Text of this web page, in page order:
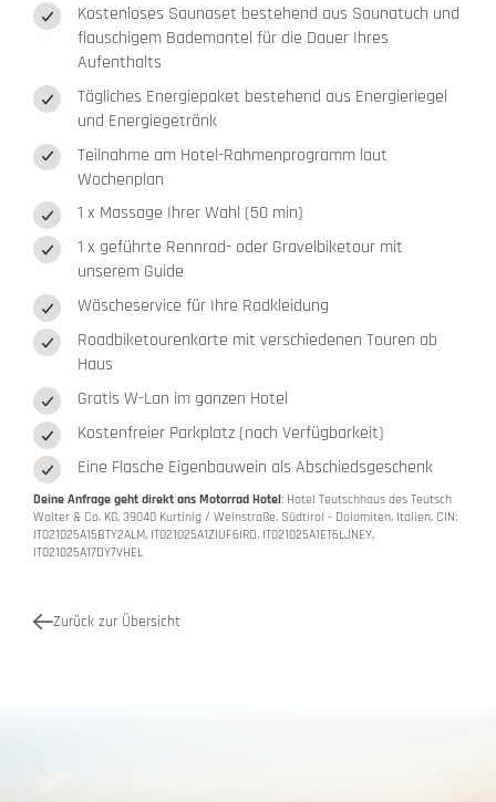
Kostenloses Saunaset bestehend aus Saunatuch und
flauschigem Bademantel für die Dauer Ihres
Aufenthalts
Tägliches Energiepaket bestehend aus Energieriegel
und Energiegetränk
Teilnahme am Hotel-Rahmenprogramm laut
Wochenplan
1 x Massage Ihrer Wahl (50 min)
1 x geführte Rennrad- oder Gravelbiketour mit
unserem Guide
Wäscheservice für Ihre Radkleidung
Roadbiketourenkarte mit verschiedenen Touren ab
Haus
Gratis W-Lan im ganzen Hotel
Kostenfreier Parkplatz (nach Verfügbarkeit)
Eine Flasche Eigenbauwein als Abschiedsgeschenk
Deine Anfrage geht direkt ans Motorrad Hotel: Hotel Teutschhaus des Teutsch
Walter & Co. KG, 39040 Kurtinig / Weinstraße, Südtirol - Dolomiten, Italien, CIN:
IT021025A15BTY2ALM, IT021025A1ZIUF6IRO, IT021025A1ET6LJNEY,
IT021025A17DY7VHEL
Zurück zur Übersicht